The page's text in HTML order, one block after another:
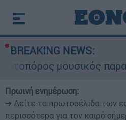
BREAKING NEWS:
παραγωγός,
Πρωινή ενημέρωση:
➔ Δείτε τα πρωτοσέλιδα των
περισσότερα για τον καιρό